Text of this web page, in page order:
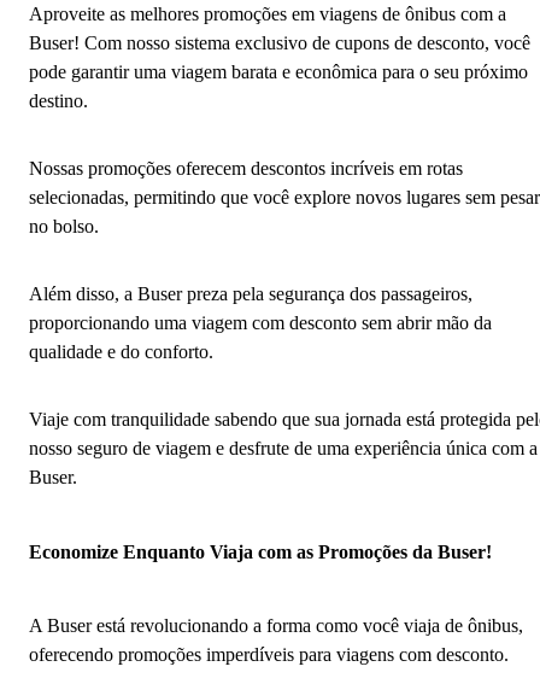
Aproveite as melhores promoções em viagens de ônibus com a
Buser! Com nosso sistema exclusivo de cupons de desconto, você
pode garantir uma viagem barata e econômica para o seu próximo
destino.
Nossas promoções oferecem descontos incríveis em rotas
selecionadas, permitindo que você explore novos lugares sem pesar
no bolso.
Além disso, a Buser preza pela segurança dos passageiros,
proporcionando uma viagem com desconto sem abrir mão da
qualidade e do conforto.
Viaje com tranquilidade sabendo que sua jornada está protegida
nosso seguro de viagem e desfrute de uma experiência única com a
Buser.
Economize Enquanto Viaja com as Promoções da Buser!
A Buser está revolucionando a forma como você viaja de ônibus,
oferecendo promoções imperdíveis para viagens com desconto.